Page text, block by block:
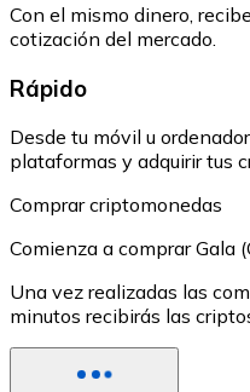
Con el mismo dinero,
cotización del mercado.
Rápido
Desde tu móvil u
plataformas y adquirir tus
Comprar criptomonedas
Comienza a comprar Gala
Una vez realizadas las
minutos recibirás las